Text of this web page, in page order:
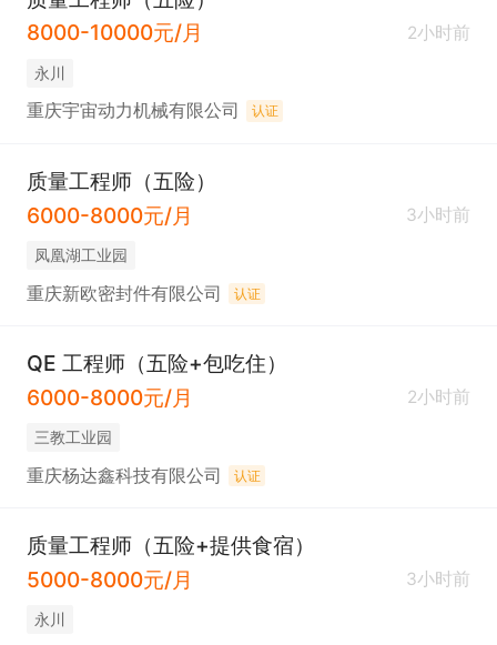
8000-10000元/月
2小时前
永川
重庆宇宙动力机械有限公司 认证
质量工程师（五险）
6000-8000元/月
3小时前
凤凰湖工业园
重庆新欧密封件有限公司 认证
QE 工程师（五险+包吃住）
6000-8000元/月
2小时前
三教工业园
重庆杨达鑫科技有限公司 认证
质量工程师（五险+提供食宿）
5000-8000元/月
3小时前
永川